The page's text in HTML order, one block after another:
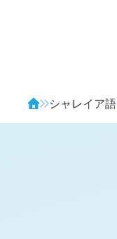
シャレイア語